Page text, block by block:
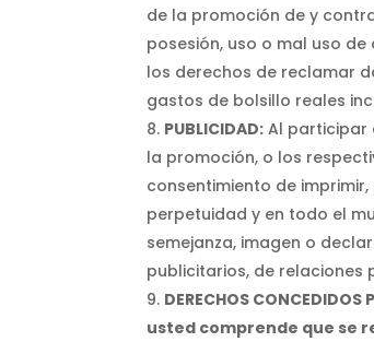
de la promoción de y
posesión, uso o mal uso
los derechos de reclamar
gastos de bolsillo reales
PUBLICIDAD: Al participar
la promoción, o los
consentimiento de
perpetuidad y en todo el
semejanza, imagen o
publicitarios, de relaciones
DERECHOS
usted comprende que se